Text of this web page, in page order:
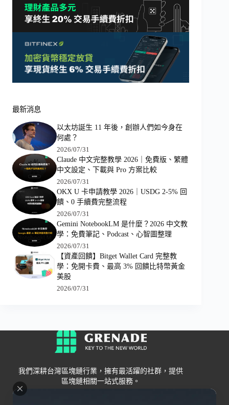
最新消息
以太坊誕生 11 年後，創辦人們如今身在
何處？
2026/07/31
Claude 中文完整教學 2026｜免費版、繁體
中文設定、下載與 Pro 方案比較
2026/07/31
OKX U 卡申請教學 2026｜USDG 2-5% 回
饋、0 手續費完整流程
2026/07/31
Gemini NotebookLM 是什麼？2026 中文教
學：免費筆記、Podcast、心智圖整理
2026/07/31
【資產回饋】Bitget Wallet Card 完整教
學：免開卡費、最高 3% 回饋比特幣黃金
美股
2026/07/31
我們深耕台灣區塊鏈行業，擁有最活躍的社群，提供
區塊鏈相關一站式服務。